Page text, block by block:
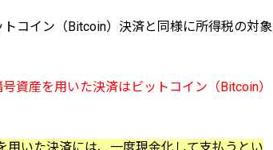
コイン（Bitcoin）決済と同様に所得税の対象
資産を用いた決済はビットコイン（Bitcoin）